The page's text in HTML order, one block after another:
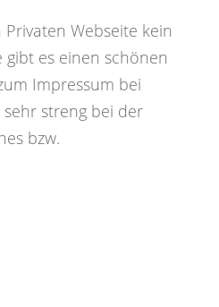
Webseite kein
es einen schönen
Impressum bei
streng bei der
bzw.